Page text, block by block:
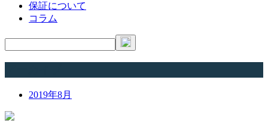
保証について
コラム
2019年8月